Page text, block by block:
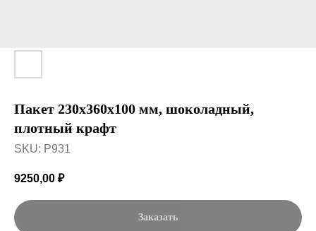
Пакет 230x360x100 мм, шоколадный,
плотный крафт
SKU: P931
9250,00 ₽
Заказать